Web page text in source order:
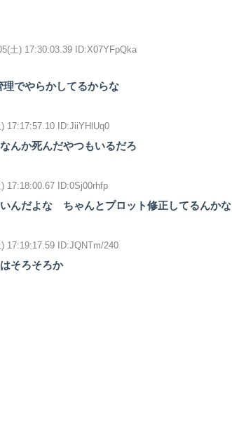
土) 17:30:03.39 ID:X07YFpQka
でやらかしてるからな
17:17:57.10 ID:JiiYHlUq0
んか死んだやつもいるだろ
17:18:00.67 ID:0Sj00rhfp
んだよな ちゃんとプロット修正してるんかな
17:19:17.59 ID:JQNTm/240
そろそろか